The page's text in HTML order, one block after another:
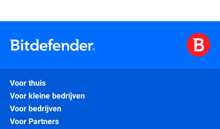
Voor thuis
Voor kleine bedrijven
Voor bedrijven
Voor Partners